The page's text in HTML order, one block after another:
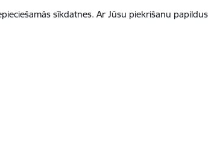
sīkdatnes. Ar Jūsu piekrišanu